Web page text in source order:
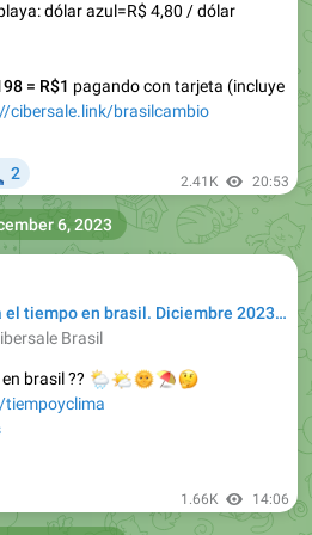
dólar azul=R$ 4,80 / dólar
= R$1 pagando con tarjeta (incluye
cibersale.link/brasilcambio
2 2.41K 20:53
Cómo esta el tiempo en brasil. Diciembre 2023??
Brasil
brasil ??
🤔
1.66K 14:06
6, 2023